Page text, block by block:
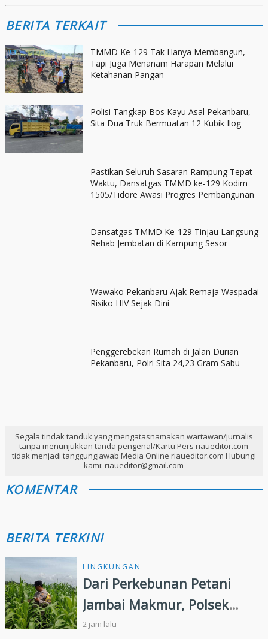
BERITA TERKAIT
TMMD Ke-129 Tak Hanya Membangun,
Tapi Juga Menanam Harapan Melalui
Ketahanan Pangan
Polisi Tangkap Bos Kayu Asal Pekanbaru,
Sita Dua Truk Bermuatan 12 Kubik Ilog
Pastikan Seluruh Sasaran Rampung Tepat
Waktu, Dansatgas TMMD ke-129 Kodim
1505/Tidore Awasi Progres Pembangunan
Dansatgas TMMD Ke-129 Tinjau Langsung
Rehab Jembatan di Kampung Sesor
Wawako Pekanbaru Ajak Remaja Waspadai
Risiko HIV Sejak Dini
Penggerebekan Rumah di Jalan Durian
Pekanbaru, Polri Sita 24,23 Gram Sabu
Segala tindak tanduk yang mengatasnamakan wartawan/jurnalis
tanpa menunjukkan tanda pengenal/Kartu Pers riaueditor.com
tidak menjadi tanggungjawab Media Online riaueditor.com Hubungi
kami: riaueditor@gmail.com
KOMENTAR
BERITA TERKINI
LINGKUNGAN
Dari Perkebunan Petani
Jambai Makmur, Polsek
Kandis Kembangkan
2 jam lalu